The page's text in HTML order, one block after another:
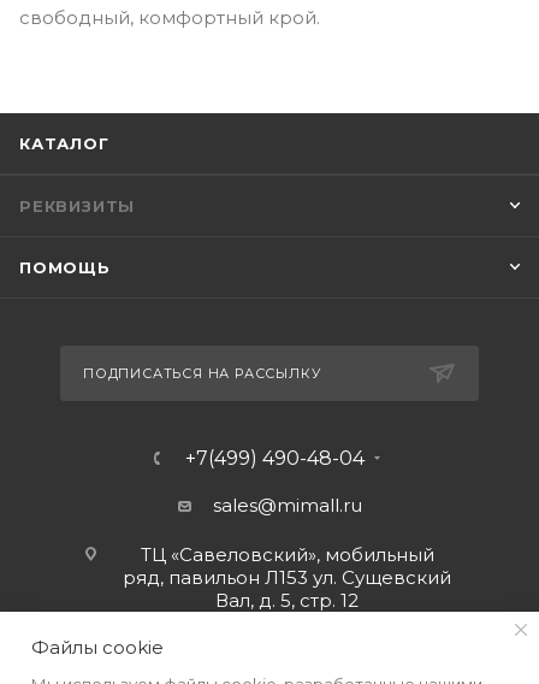
свободный, комфортный крой.
КАТАЛОГ
РЕКВИЗИТЫ
ПОМОЩЬ
ПОДПИСАТЬСЯ НА РАССЫЛКУ
+7(499) 490-48-04
sales@mimall.ru
ТЦ «Савеловский», мобильный
ряд, павильон Л153 ул. Сущевский
Вал, д. 5, стр. 12
Файлы cookie